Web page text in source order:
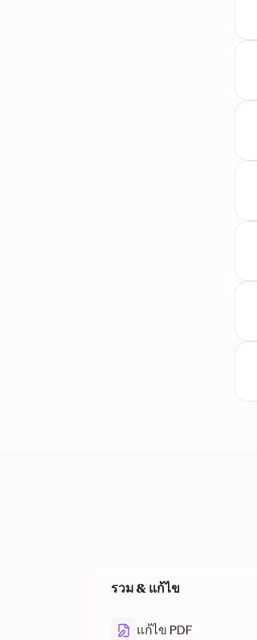
รวม & แก้ไข
แก้ไข PDF